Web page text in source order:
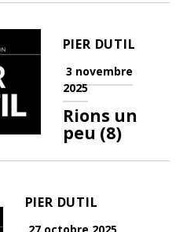
PIER DUTIL
3 novembre
2025
Rions un
peu (8)
PIER DUTIL